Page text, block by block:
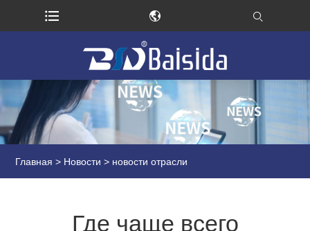
Главная > Новости > новости отрасли
Где чаще всего